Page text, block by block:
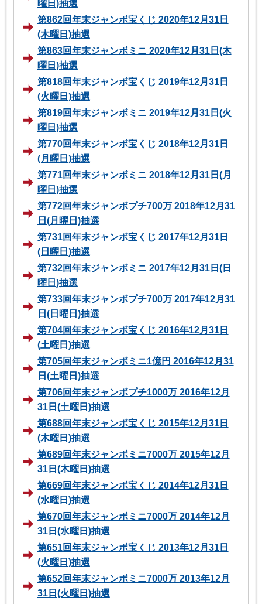
曜日)抽選
第862回年末ジャンボ宝くじ 2020年12月31日
(木曜日)抽選
第863回年末ジャンボミニ 2020年12月31日(木
曜日)抽選
第818回年末ジャンボ宝くじ 2019年12月31日
(火曜日)抽選
第819回年末ジャンボミニ 2019年12月31日(火
曜日)抽選
第770回年末ジャンボ宝くじ 2018年12月31日
(月曜日)抽選
第771回年末ジャンボミニ 2018年12月31日(月
曜日)抽選
第772回年末ジャンボプチ700万 2018年12月31
日(月曜日)抽選
第731回年末ジャンボ宝くじ 2017年12月31日
(日曜日)抽選
第732回年末ジャンボミニ 2017年12月31日(日
曜日)抽選
第733回年末ジャンボプチ700万 2017年12月31
日(日曜日)抽選
第704回年末ジャンボ宝くじ 2016年12月31日
(土曜日)抽選
第705回年末ジャンボミニ1億円 2016年12月31
日(土曜日)抽選
第706回年末ジャンボプチ1000万 2016年12月
31日(土曜日)抽選
第688回年末ジャンボ宝くじ 2015年12月31日
(木曜日)抽選
第689回年末ジャンボミニ7000万 2015年12月
31日(木曜日)抽選
第669回年末ジャンボ宝くじ 2014年12月31日
(水曜日)抽選
第670回年末ジャンボミニ7000万 2014年12月
31日(水曜日)抽選
第651回年末ジャンボ宝くじ 2013年12月31日
(火曜日)抽選
第652回年末ジャンボミニ7000万 2013年12月
31日(火曜日)抽選